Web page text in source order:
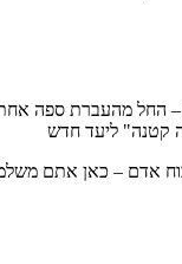
– החל מהעברת ספה
קטנה" ליעד חדש
אדם – כאן אתם